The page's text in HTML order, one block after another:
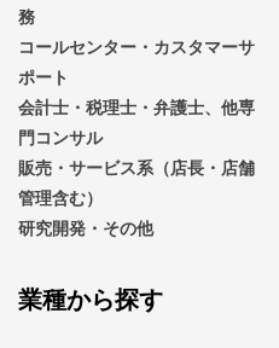
務
コールセンター・カスタマーサ
ポート
会計士・税理士・弁護士、他専
門コンサル
販売・サービス系（店長・店舗
管理含む）
研究開発・その他
業種から探す